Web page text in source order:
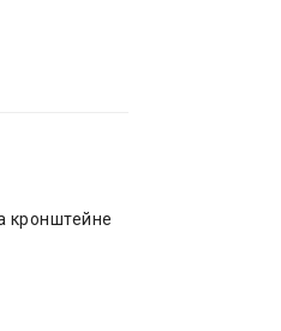
кронштейне